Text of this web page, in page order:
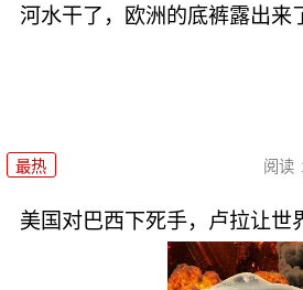
河水干了，欧洲的底裤露出来
最热 阅读
美国对巴西下死手，卢拉让世